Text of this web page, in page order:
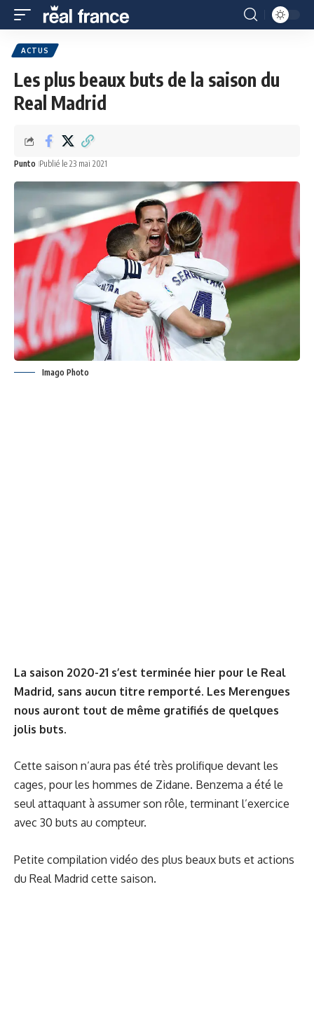
ACTUS
Les plus beaux buts de la saison du
Real Madrid
Punto Publié le 23 mai 2021
Imago Photo
La saison 2020-21 s’est terminée hier pour le Real
Madrid, sans aucun titre remporté. Les Merengues
nous auront tout de même gratifiés de quelques
jolis buts.
Cette saison n’aura pas été très prolifique devant les
cages, pour les hommes de Zidane. Benzema a été le
seul attaquant à assumer son rôle, terminant l’exercice
avec 30 buts au compteur.
Petite compilation vidéo des plus beaux buts et actions
du Real Madrid cette saison.